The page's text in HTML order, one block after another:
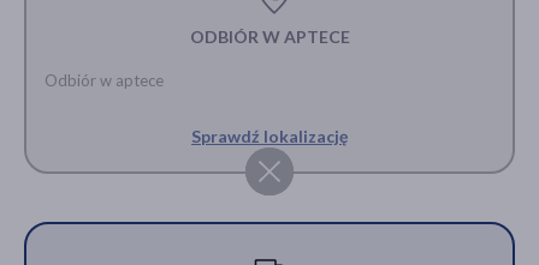
ODBIÓR W APTECE
Odbiór w aptece
Sprawdź lokalizację